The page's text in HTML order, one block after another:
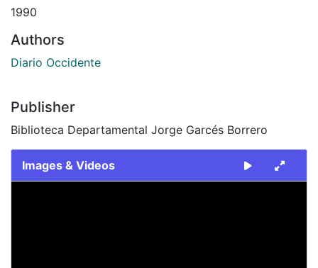
1990
Authors
Diario Occidente
Publisher
Biblioteca Departamental Jorge Garcés Borrero
Images & Videos